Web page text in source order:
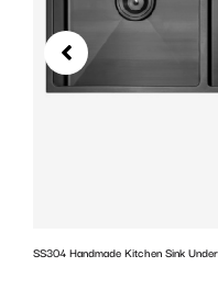
SS304 Handmade Kitchen Sink